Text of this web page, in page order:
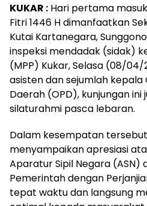
KUKAR : Hari pertama
Fitri 1446 H dimanfaatkan
Kutai Kartanegara,
inspeksi mendadak (sidak)
(MPP) Kukar, Selasa (08/
asisten dan sejumlah kepala
Daerah (OPD), kunjungan ini
silaturahmi pasca lebaran.
Dalam kesempatan
menyampaikan apresiasi
Aparatur Sipil Negara (ASN)
Pemerintah dengan
tepat waktu dan langsung